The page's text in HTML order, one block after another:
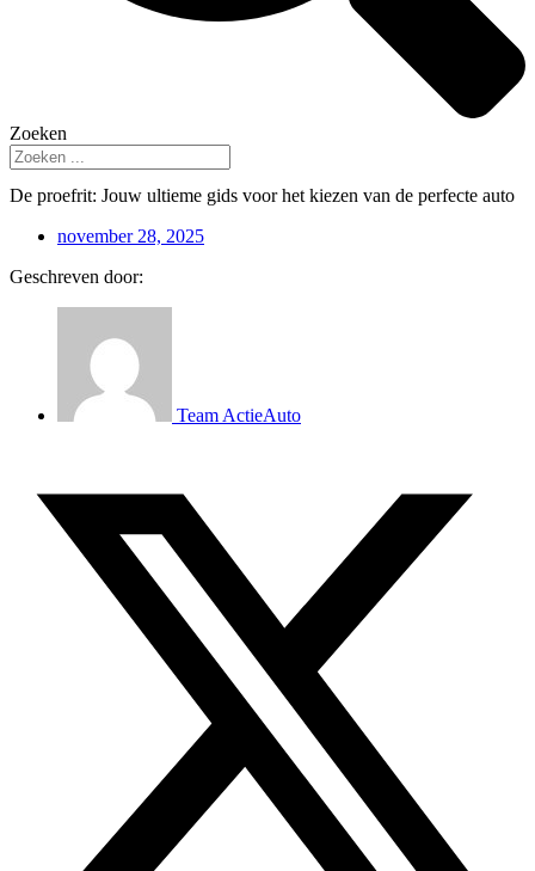
Zoeken
De proefrit: Jouw ultieme gids voor het kiezen van de perfecte auto
november 28, 2025
Geschreven door:
Team ActieAuto